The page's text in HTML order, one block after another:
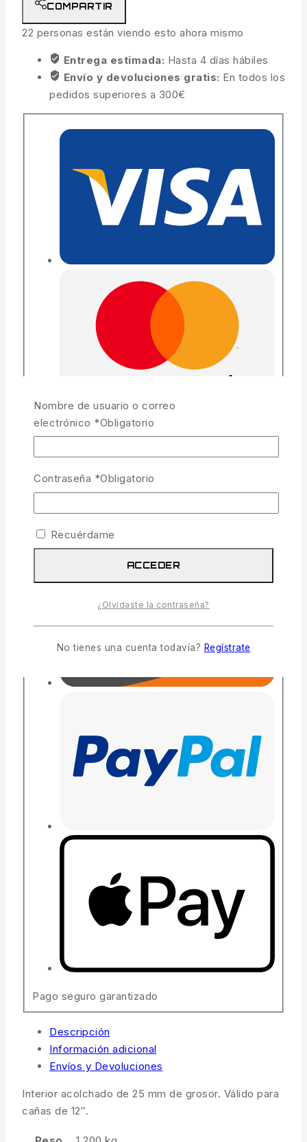
COMPARTIR
22 personas están viendo esto ahora mismo
Entrega estimada: Hasta 4 días hábiles
Envío y devoluciones gratis: En todos los
pedidos superiores a 300€
Pago seguro garantizado
Descripción
Información adicional
Envíos y Devoluciones
Interior acolchado de 25 mm de grosor. Válido para
cañas de 12″.
Nombre de usuario o correo
electrónico *Obligatorio
Contraseña *Obligatorio
Recuérdame
ACCEDER
¿Olvidaste la contraseña?
No tienes una cuenta todavía? Regístrate